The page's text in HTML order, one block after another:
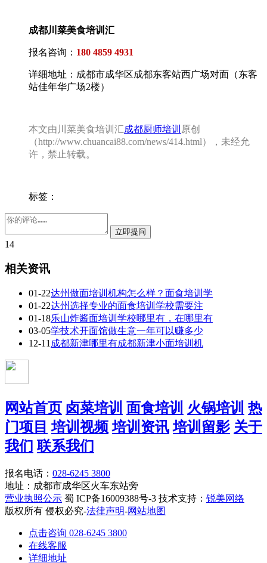
成都川菜美食培训汇
报名咨询： 180 4859 4931
详细地址：成都市成华区成都东客站西广场对面（东客
站佳年华广场2楼）
本文由川菜美食培训汇成都厨师培训 原创
（http://www.chuancai88.com/news/414.html），未经允
许，禁止转载。
标签：
14
相关资讯
01-22达州做面培训机构怎么样？面食培训学
01-22达州选择专业的面食培训学校需要注
01-18乐山炸酱面培训学校哪里有，在哪里有
03-05学技术开面馆做生意一年可以赚多少
12-11 成都新津哪里有成都新津小面培训机
网站首页 卤菜培训 面食培训 火锅培训 热
门项目 培训视频 培训资讯 培训留影 关于
我们 联系我们
报名电话： 028-6245 3800
地址：成都市成华区火车东站旁
营业执照公示 蜀 ICP备16009388号-3 技术支持： 锐美网络
版权所有 侵权必究-法律声明-网站地图
点击咨询 028-6245 3800
在线客服
详细地址